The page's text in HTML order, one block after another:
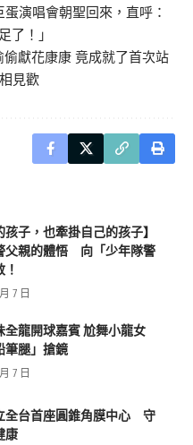
演唱會朝聖回來，直呼：
了！」
偷獻花康康 竟成就了首次站
見歡
孩子，也牽掛自己的孩子】
父親的體悟 向「少年隊警
7 日
全龍開球嘉賓 尬舞小龍女
筆腿」搶鏡
7 日
全台首座圓錐角膜中心 守
康